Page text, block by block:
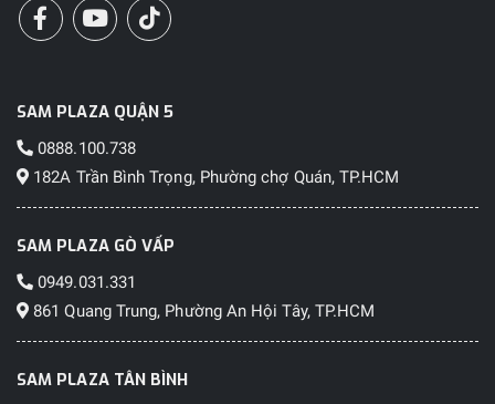
SAM PLAZA QUẬN 5
0888.100.738
182A Trần Bình Trọng, Phường chợ Quán, TP.HCM
SAM PLAZA GÒ VẤP
0949.031.331
861 Quang Trung, Phường An Hội Tây, TP.HCM
SAM PLAZA TÂN BÌNH